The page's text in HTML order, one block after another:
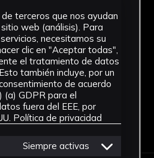
Técnica
más
Ficha
terceros que nos ayudan
web (análisis). Para
necesitamos su
clic en "Aceptar todas",
el tratamiento de datos
también incluye, por un
de acuerdo
(a) GDPR para el
fuera del EEE, por
Política de privacidad
Siempre activas